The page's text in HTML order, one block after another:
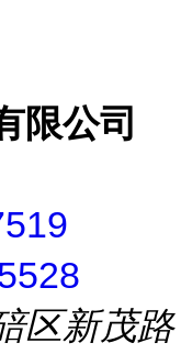
限公司
区新茂路